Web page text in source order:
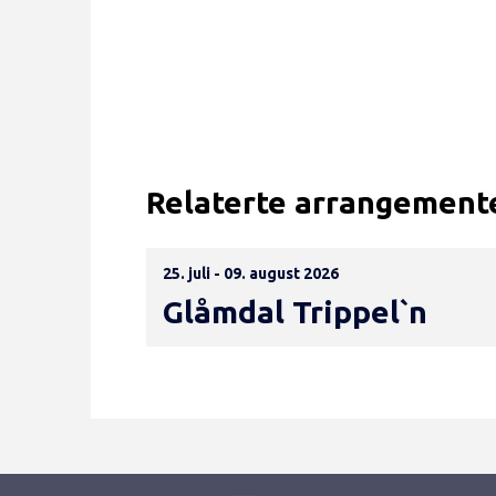
Relaterte
25. juli - 09. august 2026
Glåmdal Trippel`n